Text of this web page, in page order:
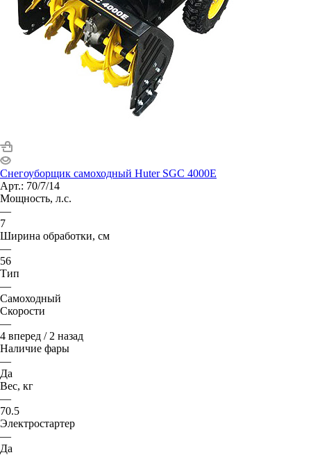
Снегоуборщик самоходный Huter SGC 4000E
Арт.: 70/7/14
Мощность, л.с.
—
7
Ширина обработки, см
—
56
Тип
—
Самоходный
Скорости
—
4 вперед / 2 назад
Наличие фары
—
Да
Вес, кг
—
70.5
Электростартер
—
Да